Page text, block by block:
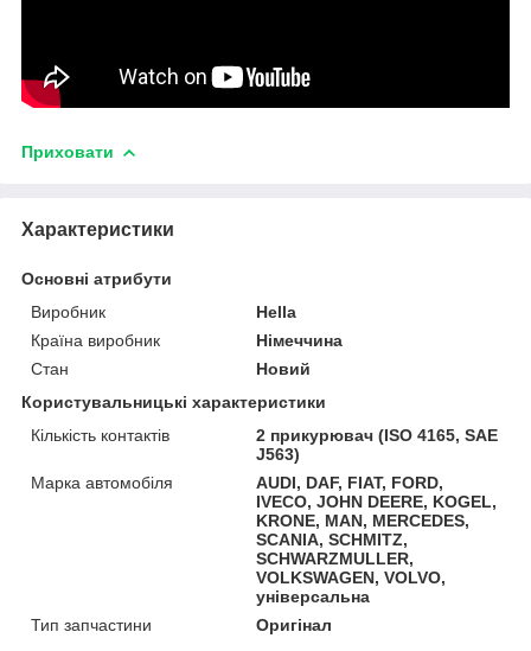
Приховати
Характеристики
Основні атрибути
Виробник
Hella
Країна виробник
Німеччина
Стан
Новий
Користувальницькі характеристики
Кількість контактів
2 прикурювач (ISO 4165, SAE
J563)
Марка автомобіля
AUDI, DAF, FIAT, FORD,
IVECO, JOHN DEERE, KOGEL,
KRONE, MAN, MERCEDES,
SCANIA, SCHMITZ,
SCHWARZMULLER,
VOLKSWAGEN, VOLVO,
універсальна
Тип запчастини
Оригінал